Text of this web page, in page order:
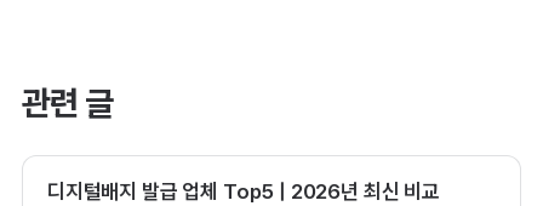
관련 글
디지털배지 발급 업체 Top5 | 2026년 최신 비교